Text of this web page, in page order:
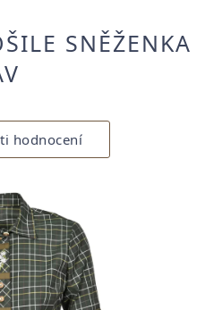
SNĚŽENKA
hodnocení